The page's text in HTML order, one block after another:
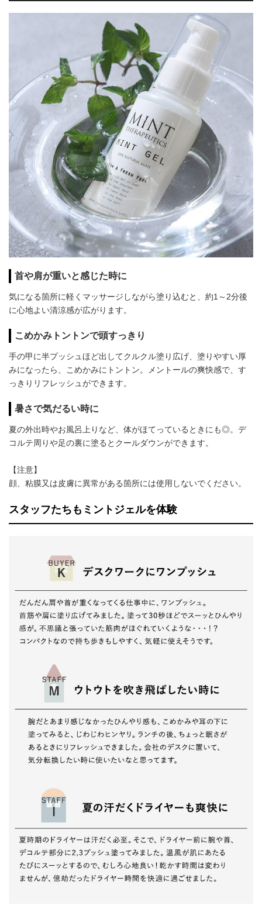
首や肩が重いと感じた時に
気になる箇所に軽くマッサージしながら塗り込むと、約1～2分後
に心地よい清涼感が広がります。
こめかみトントンで頭すっきり
手の甲に半プッシュほど出してクルクル塗り広げ、塗りやすい厚
みになったら、こめかみにトントン。メントールの爽快感で、す
っきりリフレッシュができます。
暑さで気だるい時に
夏の外出時やお風呂上りなど、体がほてっているときにも◎。デ
コルテ周りや足の裏に塗るとクールダウンができます。
【注意】
顔、粘膜又は皮膚に異常がある箇所には使用しないでください。
スタッフたちもミントジェルを体験